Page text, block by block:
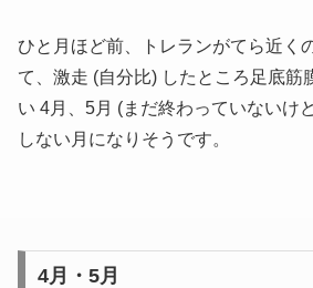
ひと月ほど前、トレランがてら近く
て、激走 (自分比) したところ足底筋
い 4月、5月 (まだ終わっていないけ
しない月になりそうです。
4月・5月